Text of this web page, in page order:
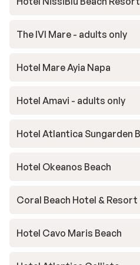
The IVI Mare - adults only
Hotel Mare Ayia Napa
Hotel Amavi - adults only
Hotel Atlantica Sungarden
Hotel Okeanos Beach
Coral Beach Hotel & Resort
Hotel Cavo Maris Beach